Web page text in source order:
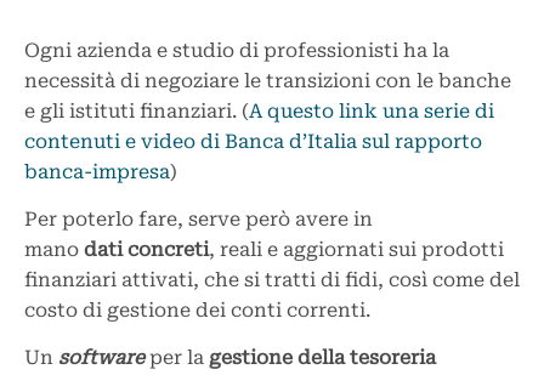
Ogni azienda e studio di professionisti ha la
necessità di negoziare le transizioni con le banche
e gli istituti finanziari. (A questo link una serie di
contenuti e video di Banca d’Italia sul rapporto
banca-impresa)
Per poterlo fare, serve però avere in
mano dati concreti, reali e aggiornati sui prodotti
finanziari attivati, che si tratti di fidi, così come del
costo di gestione dei conti correnti.
Un softwareper la gestione della tesoreria